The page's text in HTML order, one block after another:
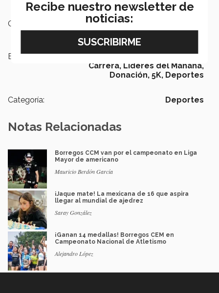
get_app
Campus:
Etiquetas: Saltillo, Carrera recreativa,
Carrera, Líderes del Mañana,
Donación, 5K, Deportes
Categoría: Deportes
Notas Relacionadas
Borregos CCM van por el campeonato en Liga
Mayor de americano
Mauricio Berdón García
¡Jaque mate! La mexicana de 16 que aspira
llegar al mundial de ajedrez
Saray González
¡Ganan 14 medallas! Borregos CEM en
Campeonato Nacional de Atletismo
Alejandro López
Recibe nuestro newsletter de
noticias: